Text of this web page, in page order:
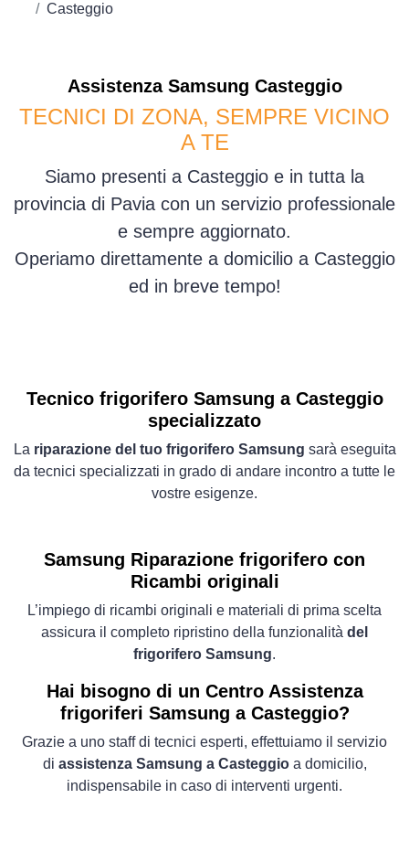
Casteggio
Assistenza Samsung Casteggio
TECNICI DI ZONA, SEMPRE VICINO
A TE
Siamo presenti a Casteggio e in tutta la
provincia di Pavia con un servizio professionale
e sempre aggiornato.
Operiamo direttamente a domicilio a Casteggio
ed in breve tempo!
Tecnico frigorifero Samsung a Casteggio
specializzato
La riparazione del tuo frigorifero Samsung sarà eseguita
da tecnici specializzati in grado di andare incontro a tutte le
vostre esigenze.
Samsung Riparazione frigorifero con
Ricambi originali
L’impiego di ricambi originali e materiali di prima scelta
assicura il completo ripristino della funzionalità del
frigorifero Samsung.
Hai bisogno di un Centro Assistenza
frigoriferi Samsung a Casteggio?
Grazie a uno staff di tecnici esperti, effettuiamo il servizio
di assistenza Samsung a Casteggioa domicilio,
indispensabile in caso di interventi urgenti.